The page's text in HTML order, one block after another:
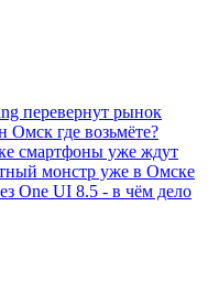
перевернут рынок
Омск где возьмёте?
смартфоны уже ждут
монстр уже в Омске
One UI 8.5 - в чём дело